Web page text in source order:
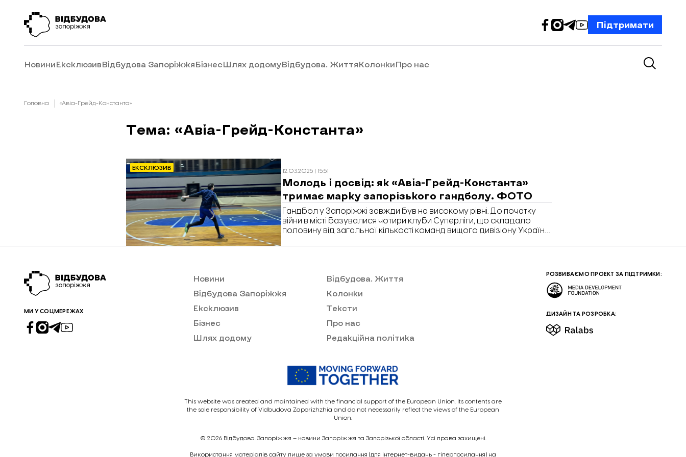
Підтримати
НовиниЕксклюзивВідбудова ЗапоріжжяБізнесШлях додомуВідбудова. ЖиттяКолонкиПро нас
Головна «Авіа-Грейд-Константа»
Тема: «Авіа-Грейд-Константа»
ЕКСКЛЮЗИВ 12.03.2025 | 15:51
Молодь і досвід: як «Авіа-Грейд-Константа»
тримає марку запорізького гандболу. ФОТО
Гандбол у Запоріжжі завжди був на високому рівні. До початку
війни в місті базувалися чотири клуби Суперліги, що складало
половину від загальної кількості команд вищого дивізіону України.
Криштопою.
МИ У СОЦМЕРЕЖАХ
Новини
Відбудова Запоріжжя
Ексклюзив
Бізнес
Шлях додому
Відбудова. Життя
Колонки
Тексти
Про нас
Редакційна політика
РОЗВИВАЄМО ПРОЕКТ ЗА ПІДТРИМКИ:
ДИЗАЙН ТА РОЗРОБКА:
This website was created and maintained with the financial support of the European Union. Its contents are
the sole responsibility of Vidbudova Zaporizhzhia and do not necessarily reflect the views of the European
Union.
© 2026 Відбудова. Запоріжжя – новини Запоріжжя та Запорізької області. Усі права захищені.
Викориcтання матеріалів сайту лише за умови посилання (для інтернет-видань - гіперпосилання) на